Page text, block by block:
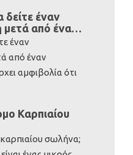
ποδοκνημικής.
είναι εκ
άτομα έχουν
σώμα. Περίπου
χρόνια αστάθεια
στις
συνδέσμους,
της στάσης
δείτε έναν
μετά από έναν
έναν
από έναν
αμφιβολία ότι
την
το σώμα μας
από μεγάλες
και σπασμένων
Καρπιαίου
καρπιαίου σωλήνα;